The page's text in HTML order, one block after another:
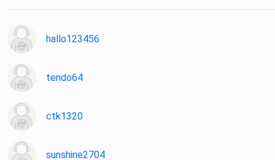
hallo123456
tendo64
ctk1320
sunshine2704